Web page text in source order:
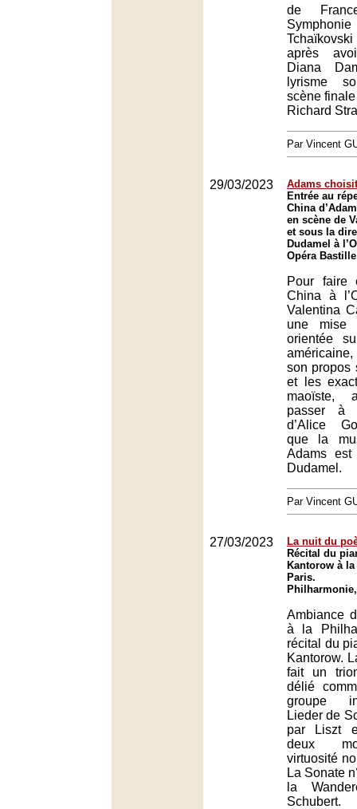
de
après
Diana
lyrisme
scène
Richard
Par Vincent
29/03/2023
Adams
Entrée au
China
en scène de
et sous la
Dudamel à
Opéra
Pour faire
China à
Valentina
une mise
orientée
son propos
et les
maoïste,
passer à
d’Alice
que la
Adams
Dudamel.
Par Vincent
27/03/2023
La nuit du
Récital du
Kantorow à
Paris.
Ambiance
à la
récital du
Kantorow.
fait un
délié
groupe
Lieder de
par Liszt
deux
virtuosité
La Sonate
la
Schubert.